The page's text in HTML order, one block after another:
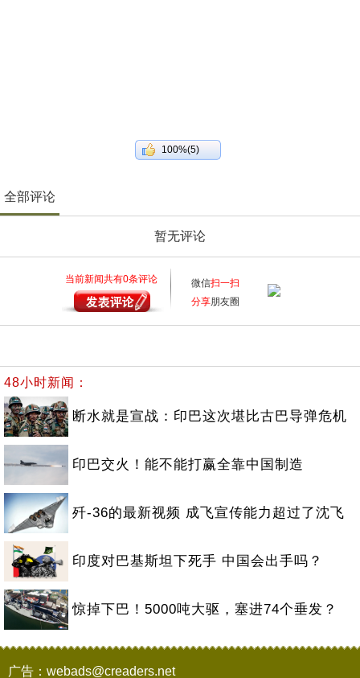
100%(5)
全部评论
暂无评论
当前新闻共有0条评论 微信扫一扫
分享朋友圈
48小时新闻：
断水就是宣战：印巴这次堪比古巴导弹危机
印巴交火！能不能打赢全靠中国制造
歼-36的最新视频 成飞宣传能力超过了沈飞
印度对巴基斯坦下死手 中国会出手吗？
惊掉下巴！5000吨大驱，塞进74个垂发？
广告：webads@creaders.net